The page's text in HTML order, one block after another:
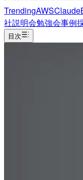
TrendingAWSClaude
社説明会勉強会事例
目次